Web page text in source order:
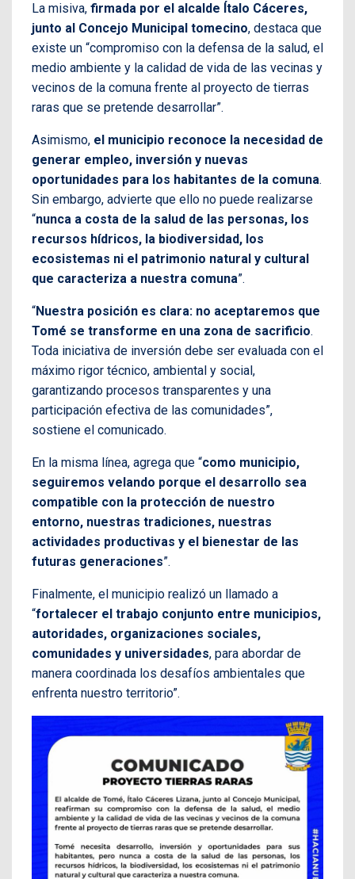
La misiva, firmada por el alcalde Ítalo Cáceres,
junto al Concejo Municipal tomecino, destaca que
existe un “compromiso con la defensa de la salud, el
medio ambiente y la calidad de vida de las vecinas y
vecinos de la comuna frente al proyecto de tierras
raras que se pretende desarrollar”.
Asimismo, el municipio reconoce la necesidad de
generar empleo, inversión y nuevas
oportunidades para los habitantes de la comuna.
Sin embargo, advierte que ello no puede realizarse
“nunca a costa de la salud de las personas, los
recursos hídricos, la biodiversidad, los
ecosistemas ni el patrimonio natural y cultural
que caracteriza a nuestra comuna”.
“Nuestra posición es clara: no aceptaremos que
Tomé se transforme en una zona de sacrificio.
Toda iniciativa de inversión debe ser evaluada con el
máximo rigor técnico, ambiental y social,
garantizando procesos transparentes y una
participación efectiva de las comunidades”,
sostiene el comunicado.
En la misma línea, agrega que “como municipio,
seguiremos velando porque el desarrollo sea
compatible con la protección de nuestro
entorno, nuestras tradiciones, nuestras
actividades productivas y el bienestar de las
futuras generaciones”.
Finalmente, el municipio realizó un llamado a
“fortalecer el trabajo conjunto entre municipios,
autoridades, organizaciones sociales,
comunidades y universidades, para abordar de
manera coordinada los desafíos ambientales que
enfrenta nuestro territorio”.